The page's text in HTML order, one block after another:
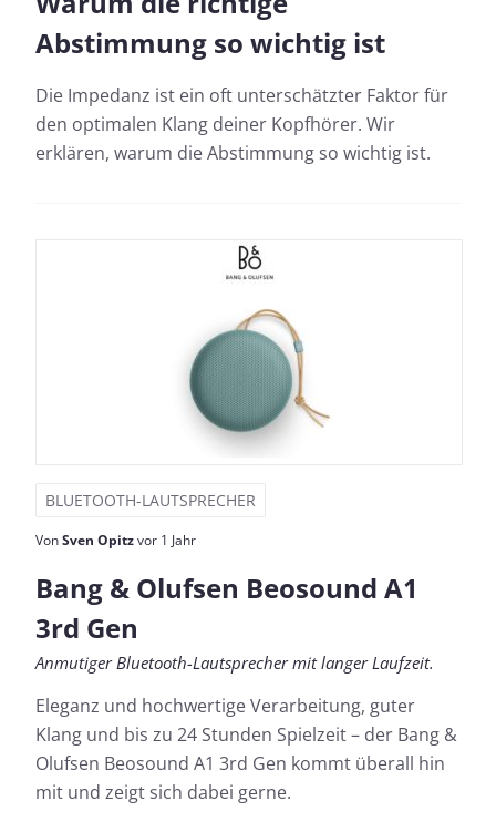
Abstimmung so wichtig ist
Die Impedanz ist ein oft unterschätzter Faktor für
den optimalen Klang deiner Kopfhörer. Wir
erklären, warum die Abstimmung so wichtig ist.
BLUETOOTH-LAUTSPRECHER
VonSven Opitzvor 1 Jahr
Bang & Olufsen Beosound A1
3rd Gen
Anmutiger Bluetooth-Lautsprecher mit langer Laufzeit.
Eleganz und hochwertige Verarbeitung, guter
Klang und bis zu 24 Stunden Spielzeit – der Bang &
Olufsen Beosound A1 3rd Gen kommt überall hin
mit und zeigt sich dabei gerne.